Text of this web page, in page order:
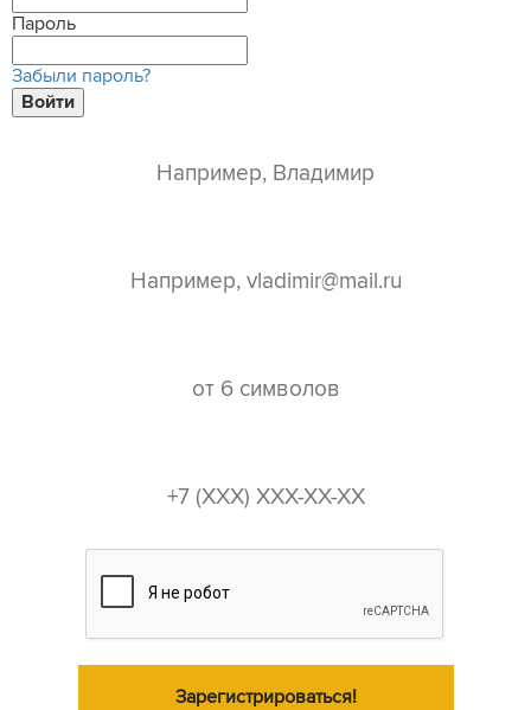
Пароль
Забыли пароль?
Войти
Зарегистрироваться!